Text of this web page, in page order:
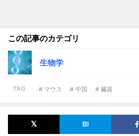
この記事のカテゴリ
生物学
TAG # マウス # 中国 # 臓器